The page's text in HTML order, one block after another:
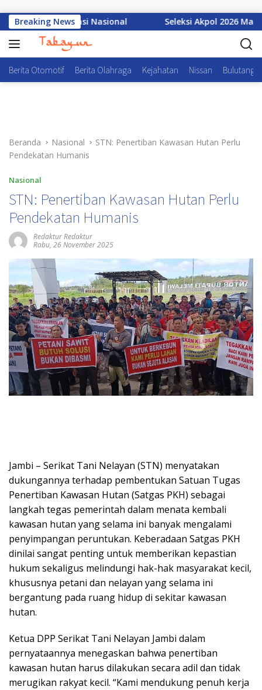
Breaking News
Organisasi Nasional Seleksi Akpol 2026 Makin
Berita Otomotif Berita Olahraga Kejahatan Nissan
Beranda Nasional
STN: Penertiban Kawasan Hutan Perlu
Pendekatan Humanis
Nasional
STN: Penertiban Kawasan Hutan Perlu
Pendekatan Humanis
Redaktur Redaktur
Rabu, 26 November 2025
Jambi – Serikat Tani Nelayan (STN) menyatakan
dukungannya terhadap pembentukan Satuan Tugas
Penertiban Kawasan Hutan (Satgas PKH) sebagai
langkah tegas pemerintah dalam menata kembali
kawasan hutan yang selama ini banyak mengalami
penyimpangan peruntukan. Keberadaan Satgas PKH
dinilai sangat penting untuk memberikan kepastian
hukum sekaligus melindungi hak-hak masyarakat kecil,
khususnya petani dan nelayan yang selama ini
bergantung pada ruang hidup di sekitar kawasan
hutan.
Ketua DPP Serikat Tani Nelayan Jambi dalam
pernyataannya menegaskan bahwa penertiban
kawasan hutan harus dilakukan secara adil dan tidak
merugikan rakyat kecil. “Kami mendukung penuh kerja